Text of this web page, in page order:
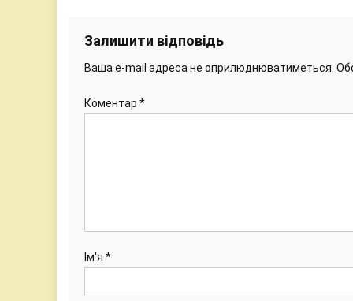
Залишити відповідь
Ваша e-mail адреса не оприлюднюватиметься.
Коментар *
Ім'я *